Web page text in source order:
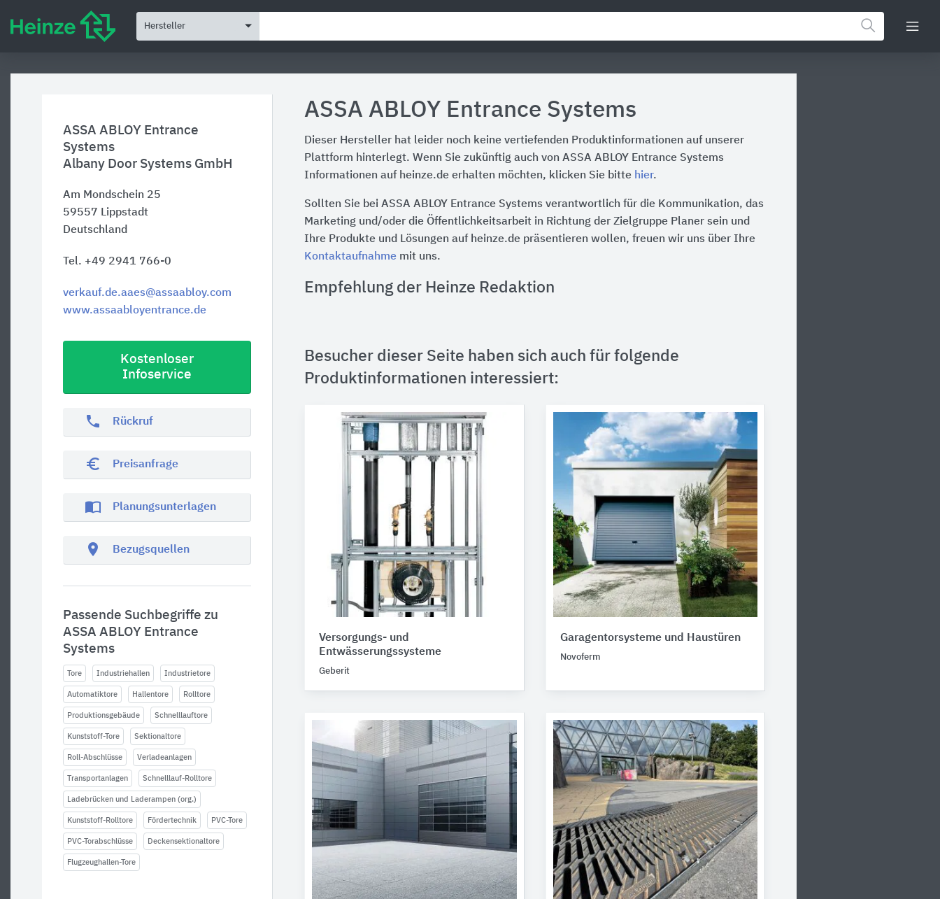
Hersteller
ASSA ABLOY Entrance
Systems
Albany Door Systems GmbH
Am Mondschein 25
59557 Lippstadt
Deutschland
Tel. +49 2941 766-0
verkauf.de.aaes@assaabloy.com
www.assaabloyentrance.de
Kostenloser
Infoservice
phone Rückruf
euro_symbol Preisanfrage
import_contacts Planungsunterlagen
location_on Bezugsquellen
Passende Suchbegriffe zu
ASSA ABLOY Entrance
Systems
Tore Industriehallen Industrietore
Automatiktore Hallentore Rolltore
Produktionsgebäude Schnelllauftore
Kunststoff-Tore Sektionaltore
Roll-Abschlüsse Verladeanlagen
Transportanlagen Schnelllauf-Rolltore
Ladebrücken und Laderampen (org.)
Kunststoff-Rolltore Fördertechnik PVC-Tore
PVC-Torabschlüsse Deckensektionaltore
Flugzeughallen-Tore
ASSA ABLOY Entrance Systems
Dieser Hersteller hat leider noch keine vertiefenden Produktinformationen auf unserer
Plattform hinterlegt. Wenn Sie zukünftig auch von ASSA ABLOY Entrance Systems
Informationen auf heinze.de erhalten möchten, klicken Sie bitte hier.
Sollten Sie bei ASSA ABLOY Entrance Systems verantwortlich für die Kommunikation, das
Marketing und/oder die Öffentlichkeitsarbeit in Richtung der Zielgruppe Planer sein und
Ihre Produkte und Lösungen auf heinze.de präsentieren wollen, freuen wir uns über Ihre
Kontaktaufnahme mit uns.
Empfehlung der Heinze Redaktion
Besucher dieser Seite haben sich auch für folgende
Produktinformationen interessiert:
Versorgungs- und
Entwässerungssysteme
Geberit
Garagentorsysteme und Haustüren
Novoferm